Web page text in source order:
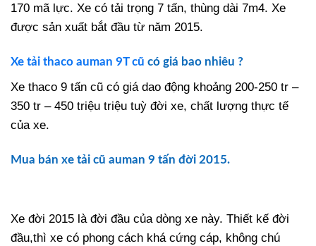
170 mã lực. Xe có tải trọng 7 tấn, thùng dài 7m4. Xe
được sản xuất bắt đầu từ năm 2015.
Xe tải thaco auman 9T cũ có giá bao nhiêu ?
Xe thaco 9 tấn cũ có giá dao động khoảng 200-250 tr –
350 tr – 450 triệu triệu tuỳ đời xe, chất lượng thực tế
của xe.
Mua bán xe tải cũ auman 9 tấn đời 2015.
Xe đời 2015 là đời đầu của dòng xe này. Thiết kế đời
đầu,thì xe có phong cách khá cứng cáp, không chú